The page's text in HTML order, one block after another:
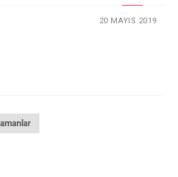
20 MAYIS 2019